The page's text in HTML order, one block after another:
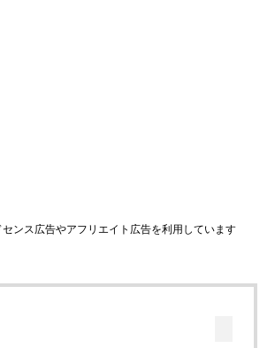
ンス広告やアフリエイト広告を利用しています